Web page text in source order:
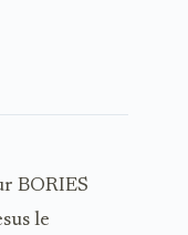
BORIES
le